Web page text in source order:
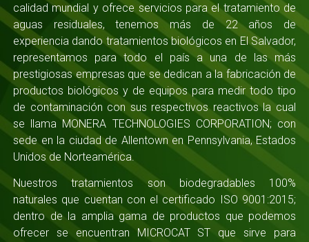
calidad mundial y ofrece servicios para el tratamiento de
aguas residuales, tenemos más de 22 años de
experiencia dando tratamientos biológicos en El Salvador,
representamos para todo el país a una de las más
prestigiosas empresas que se dedican a la fabricación de
productos biológicos y de equipos para medir todo tipo
de contaminación con sus respectivos reactivos la cual
se llama MONERA TECHNOLOGIES CORPORATION; con
sede en la ciudad de Allentown en Pennsylvania, Estados
Unidos de Norteamérica.
Nuestros tratamientos son biodegradables 100%
naturales que cuentan con el certificado ISO 9001:2015;
dentro de la amplia gama de productos que podemos
ofrecer se encuentran MICROCAT ST que sirve para